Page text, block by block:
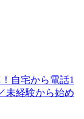
自宅から電話1
未経験から始め